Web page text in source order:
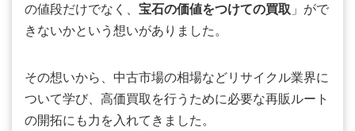
の値段だけでなく、 宝石の価値をつけての買取 」がで
きないかという想いがありました。
その想いから、中古市場の相場などリサイクル業界に
ついて学び、高価買取を行うために必要な再販ルート
の開拓にも力を入れてきました。